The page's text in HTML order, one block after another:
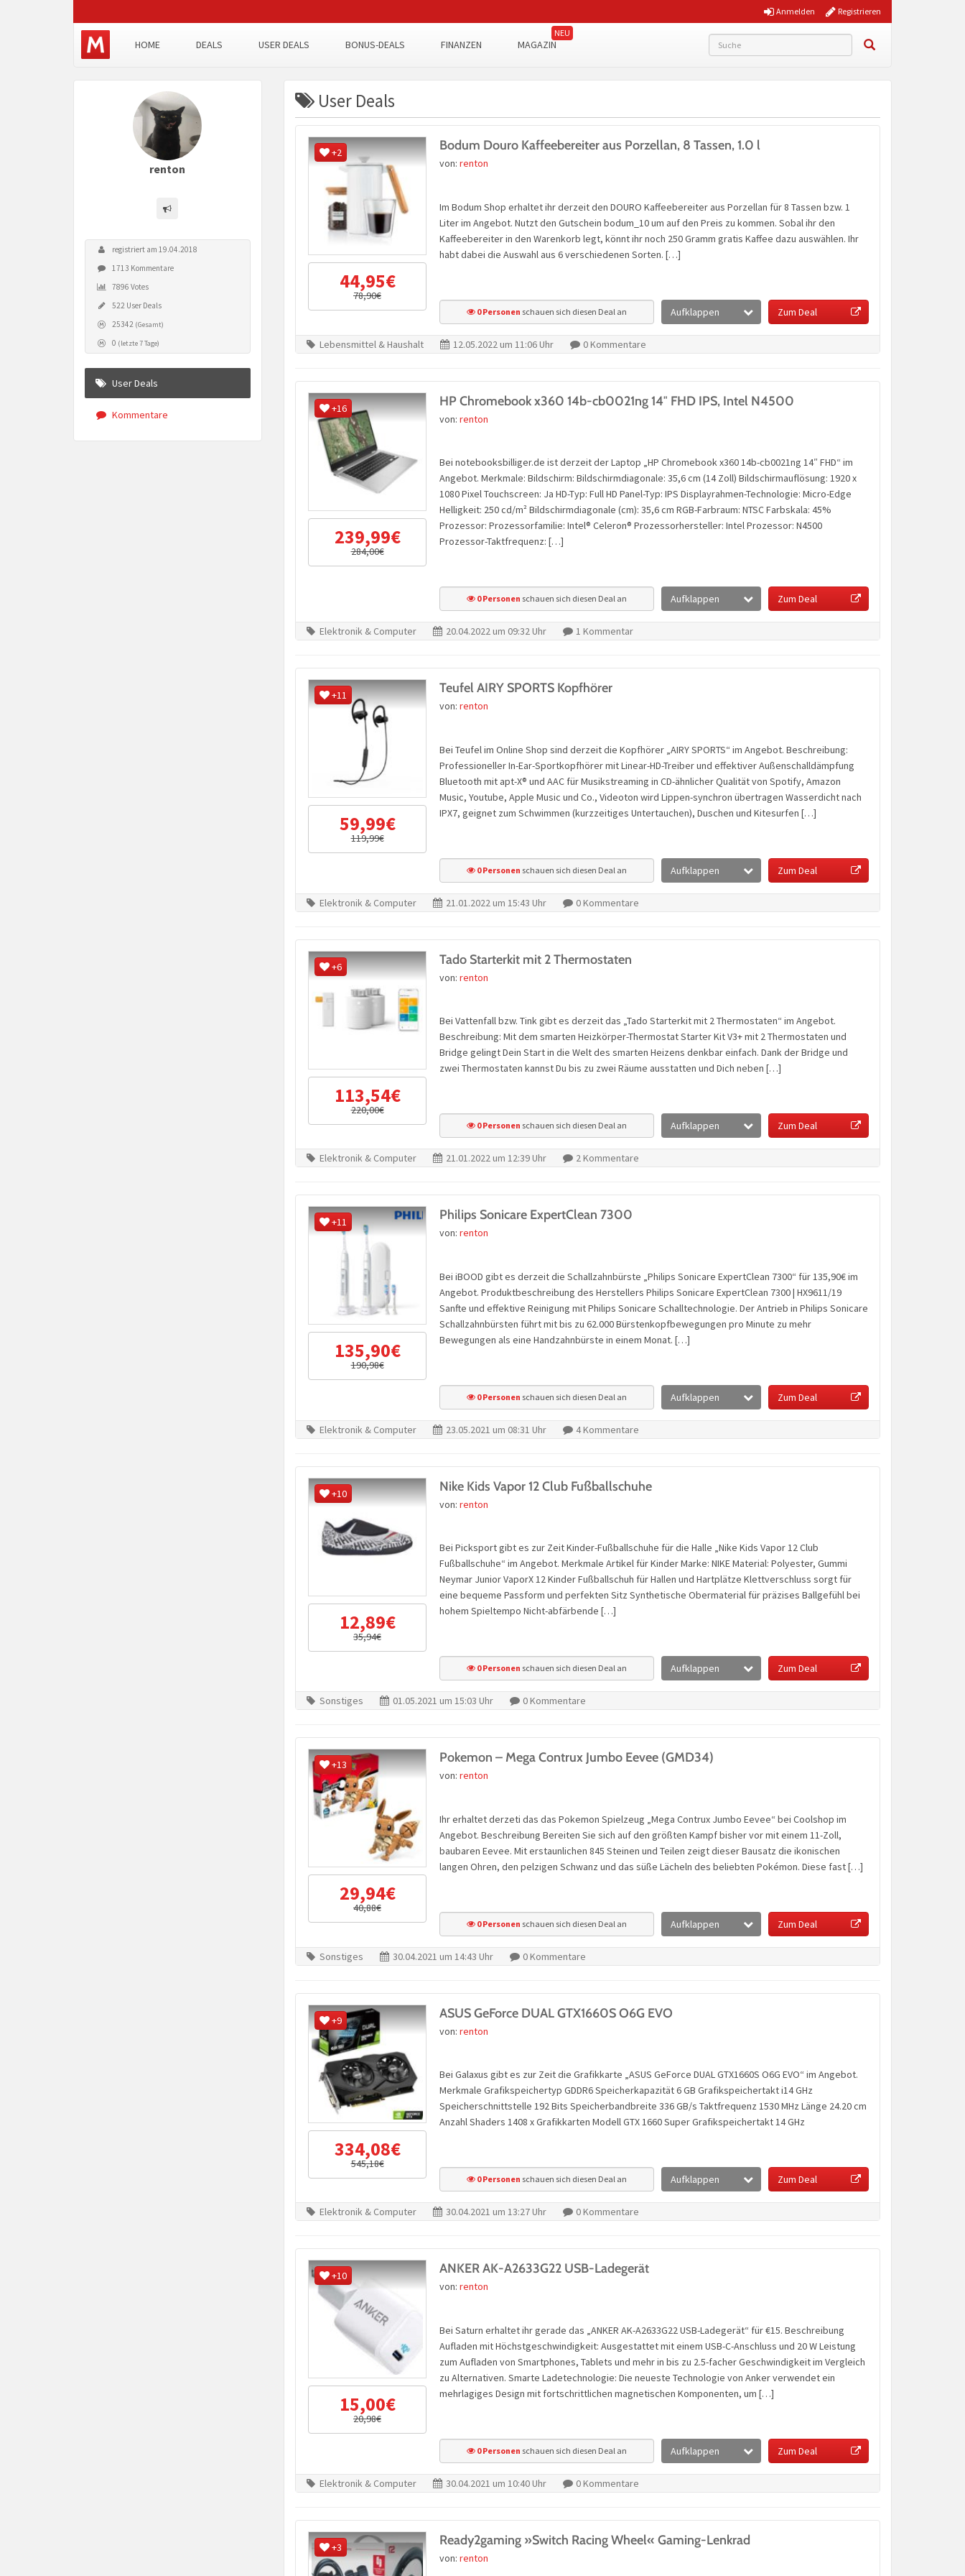
Registrieren
Anmelden
HOME DEALS USER DEALS BONUS-DEALS FINANZEN MAGAZIN
renton
registriert am 19.04.2018
1713 Kommentare
7896 Votes
522 User Deals
25342 (Gesamt)
0 (letzte 7 Tage)
User Deals
Kommentare
User Deals
+2
44,95€
78,90€
Bodum Douro Kaffeebereiter aus Porzellan, 8 Tassen, 1.0 l
von: renton
Im Bodum Shop erhaltet ihr derzeit den DOURO Kaffeebereiter aus Porzellan für 8 Tassen bzw. 1
Liter im Angebot. Nutzt den Gutschein bodum_10 um auf den Preis zu kommen. Sobal ihr den
Kaffeebereiter in den Warenkorb legt, könnt ihr noch 250 Gramm gratis Kaffee dazu auswählen. Ihr
habt dabei die Auswahl aus 6 verschiedenen Sorten. […]
0 Personen schauen sich diesen Deal an Aufklappen Zum Deal
Lebensmittel & Haushalt 12.05.2022 um 11:06 Uhr 0 Kommentare
+16
239,99€
284,00€
HP Chromebook x360 14b-cb0021ng 14″ FHD IPS, Intel N4500
von: renton
Bei notebooksbilliger.de ist derzeit der Laptop „HP Chromebook x360 14b-cb0021ng 14″ FHD“ im
Angebot. Merkmale: Bildschirm: Bildschirmdiagonale: 35,6 cm (14 Zoll) Bildschirmauflösung: 1920 x
1080 Pixel Touchscreen: Ja HD-Typ: Full HD Panel-Typ: IPS Displayrahmen-Technologie: Micro-Edge
Helligkeit: 250 cd/m² Bildschirmdiagonale (cm): 35,6 cm RGB-Farbraum: NTSC Farbskala: 45%
Prozessor: Prozessorfamilie: Intel® Celeron® Prozessorhersteller: Intel Prozessor: N4500
Prozessor-Taktfrequenz: […]
0 Personen schauen sich diesen Deal an Aufklappen Zum Deal
Elektronik & Computer 20.04.2022 um 09:32 Uhr 1 Kommentar
+11
59,99€
119,99€
Teufel AIRY SPORTS Kopfhörer
von: renton
Bei Teufel im Online Shop sind derzeit die Kopfhörer „AIRY SPORTS“ im Angebot. Beschreibung:
Professioneller In-Ear-Sportkopfhörer mit Linear-HD-Treiber und effektiver Außenschalldämpfung
Bluetooth mit apt-X® und AAC für Musikstreaming in CD-ähnlicher Qualität von Spotify, Amazon
Music, Youtube, Apple Music und Co., Videoton wird Lippen-synchron übertragen Wasserdicht nach
IPX7, geignet zum Schwimmen (kurzzeitiges Untertauchen), Duschen und Kitesurfen […]
0 Personen schauen sich diesen Deal an Aufklappen Zum Deal
Elektronik & Computer 21.01.2022 um 15:43 Uhr 0 Kommentare
+6
113,54€
220,00€
Tado Starterkit mit 2 Thermostaten
von: renton
Bei Vattenfall bzw. Tink gibt es derzeit das „Tado Starterkit mit 2 Thermostaten“ im Angebot.
Beschreibung: Mit dem smarten Heizkörper-Thermostat Starter Kit V3+ mit 2 Thermostaten und
Bridge gelingt Dein Start in die Welt des smarten Heizens denkbar einfach. Dank der Bridge und
zwei Thermostaten kannst Du bis zu zwei Räume ausstatten und Dich neben […]
0 Personen schauen sich diesen Deal an Aufklappen Zum Deal
Elektronik & Computer 21.01.2022 um 12:39 Uhr 2 Kommentare
+11
135,90€
190,98€
Philips Sonicare ExpertClean 7300
von: renton
Bei iBOOD gibt es derzeit die Schallzahnbürste „Philips Sonicare ExpertClean 7300“ für 135,90€ im
Angebot. Produktbeschreibung des Herstellers Philips Sonicare ExpertClean 7300 | HX9611/19
Sanfte und effektive Reinigung mit Philips Sonicare Schalltechnologie. Der Antrieb in Philips Sonicare
Schallzahnbürsten führt mit bis zu 62.000 Bürstenkopfbewegungen pro Minute zu mehr
Bewegungen als eine Handzahnbürste in einem Monat. […]
0 Personen schauen sich diesen Deal an Aufklappen Zum Deal
Elektronik & Computer 23.05.2021 um 08:31 Uhr 4 Kommentare
+10
12,89€
35,94€
Nike Kids Vapor 12 Club Fußballschuhe
von: renton
Bei Picksport gibt es zur Zeit Kinder-Fußballschuhe für die Halle „Nike Kids Vapor 12 Club
Fußballschuhe“ im Angebot. Merkmale Artikel für Kinder Marke: NIKE Material: Polyester, Gummi
Neymar Junior VaporX 12 Kinder Fußballschuh für Hallen und Hartplätze Klettverschluss sorgt für
eine bequeme Passform und perfekten Sitz Synthetische Obermaterial für präzises Ballgefühl bei
hohem Spieltempo Nicht-abfärbende […]
0 Personen schauen sich diesen Deal an Aufklappen Zum Deal
Sonstiges 01.05.2021 um 15:03 Uhr 0 Kommentare
+13
29,94€
40,88€
Pokemon – Mega Contrux Jumbo Eevee (GMD34)
von: renton
Ihr erhaltet derzeti das das Pokemon Spielzeug „Mega Contrux Jumbo Eevee“ bei Coolshop im
Angebot. Beschreibung Bereiten Sie sich auf den größten Kampf bisher vor mit einem 11-Zoll,
baubaren Eevee. Mit erstaunlichen 845 Steinen und Teilen zeigt dieser Bausatz die ikonischen
langen Ohren, den pelzigen Schwanz und das süße Lächeln des beliebten Pokémon. Diese fast […]
0 Personen schauen sich diesen Deal an Aufklappen Zum Deal
Sonstiges 30.04.2021 um 14:43 Uhr 0 Kommentare
+9
334,08€
545,18€
ASUS GeForce DUAL GTX1660S O6G EVO
von: renton
Bei Galaxus gibt es zur Zeit die Grafikkarte „ASUS GeForce DUAL GTX1660S O6G EVO“ im Angebot.
Merkmale Grafikspeichertyp GDDR6 Speicherkapazität 6 GB Grafikspeichertakt i14 GHz
Speicherschnittstelle 192 Bits Speicherbandbreite 336 GB/s Taktfrequenz 1530 MHz Länge 24.20 cm
Anzahl Shaders 1408 x Grafikkarten Modell GTX 1660 Super Grafikspeichertakt 14 GHz
0 Personen schauen sich diesen Deal an Aufklappen Zum Deal
Elektronik & Computer 30.04.2021 um 13:27 Uhr 0 Kommentare
+10
15,00€
20,98€
ANKER AK-A2633G22 USB-Ladegerät
von: renton
Bei Saturn erhaltet ihr gerade das „ANKER AK-A2633G22 USB-Ladegerät“ für €15. Beschreibung
Aufladen mit Höchstgeschwindigkeit: Ausgestattet mit einem USB-C-Anschluss und 20 W Leistung
zum Aufladen von Smartphones, Tablets und mehr in bis zu 2.5-facher Geschwindigkeit im Vergleich
zu Alternativen. Smarte Ladetechnologie: Die neueste Technologie von Anker verwendet ein
mehrlagiges Design mit fortschrittlichen magnetischen Komponenten, um […]
0 Personen schauen sich diesen Deal an Aufklappen Zum Deal
Elektronik & Computer 30.04.2021 um 10:40 Uhr 0 Kommentare
+3 Ready2gaming »Switch Racing Wheel« Gaming-Lenkrad
von: renton